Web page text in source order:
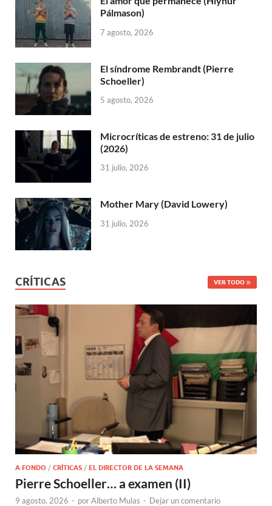
Pálmason)
7 agosto, 2026
El síndrome Rembrandt (Pierre
Schoeller)
5 agosto, 2026
Microcríticas de estreno: 31 de julio
(2026)
31 julio, 2026
Mother Mary (David Lowery)
31 julio, 2026
CRÍTICAS VER TODO
A FONDO / CRÍTICAS / EL DIRECTOR DE LA SEMANA
Pierre Schoeller… a examen (II)
9 agosto, 2026 - porAlberto Mulas - Dejar un comentario